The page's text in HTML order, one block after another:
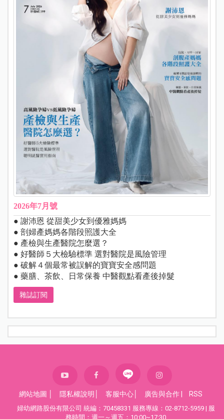
2026年7月號
● 謝沛恩 從甜美少女到優雅媽媽
● 剖婦產媽媽各階段照護大全
● 產檢與生產醫院怎麼選？
● 好醫師５大檢驗標準 選對醫院是風險管理
● 破解４個最常被誤解的寶寶安全感問題
● 藥膳、茶飲、日常保養 中醫觀點看產後掉髮
雜誌訂閱
網站地圖 隱私權說明 客服中心 廣告與合作 RSS
婦幼網路股份有限公司 統編：70458331 服務專線：02-8712-5959 | 服
務時間：週一～週五：10:00~17:30